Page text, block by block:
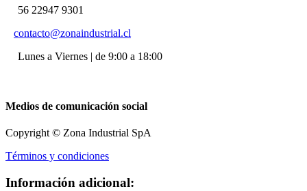
56 22947 9301
contacto@zonaindustrial.cl
Lunes a Viernes | de 9:00 a 18:00
Medios de comunicación social
Copyright © Zona Industrial SpA
Términos y condiciones
Información adicional: